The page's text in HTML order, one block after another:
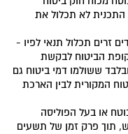
1994, ובפרט שם התכנית לא תכלול את
זרים תכלול תנאי לפיו -
הביטוח לבקשת
ששולמו דמי ביטוח גם
המקורית לבין הארכת
או בעל הפוליסה
תוך פרק זמן של תשעים